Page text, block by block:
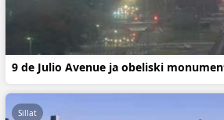
9 de Julio Avenue ja obeliski
Sillat